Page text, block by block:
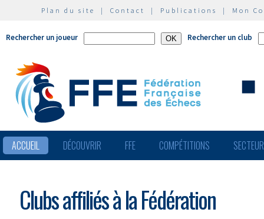
Plan du site | Contact | Publications | Mon
Rechercher un joueur Rechercher un club
ACCUEIL DÉCOUVRIR FFE COMPÉTITIONS
Clubs affiliés à la Fédération